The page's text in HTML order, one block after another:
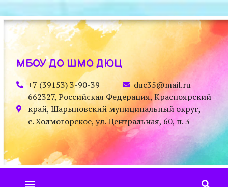
МБОУ ДО ШМО ДЮЦ
+7 (39153) 3-90-39
duc35@mail.ru
662327, Российская Федерация, Красноярский
край, Шарыповский муниципальный округ,
с. Холмогорское, ул. Центральная, 60, п. 3